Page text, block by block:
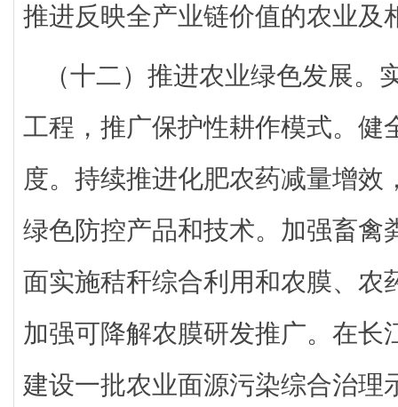
推进反映全产业链价值的农业及
（十二）推进农业绿色发展。
工程，推广保护性耕作模式。健
度。持续推进化肥农药减量增效
绿色防控产品和技术。加强畜禽
面实施秸秆综合利用和农膜、农
加强可降解农膜研发推广。在长
建设一批农业面源污染综合治理